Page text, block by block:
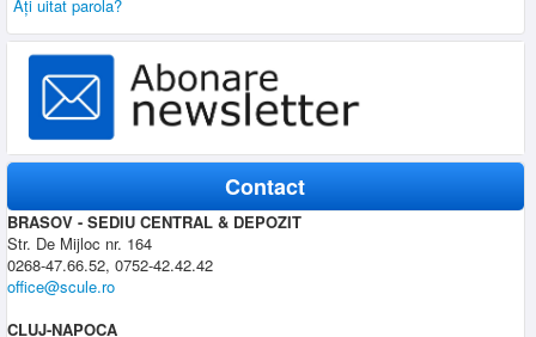
Aţi uitat parola?
Contact
BRASOV - SEDIU CENTRAL & DEPOZIT
Str. De Mijloc nr. 164
0268-47.66.52, 0752-42.42.42
office@scule.ro
CLUJ-NAPOCA